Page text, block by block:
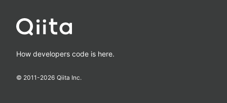
How developers code is here.
© 2011-2026 Qiita Inc.